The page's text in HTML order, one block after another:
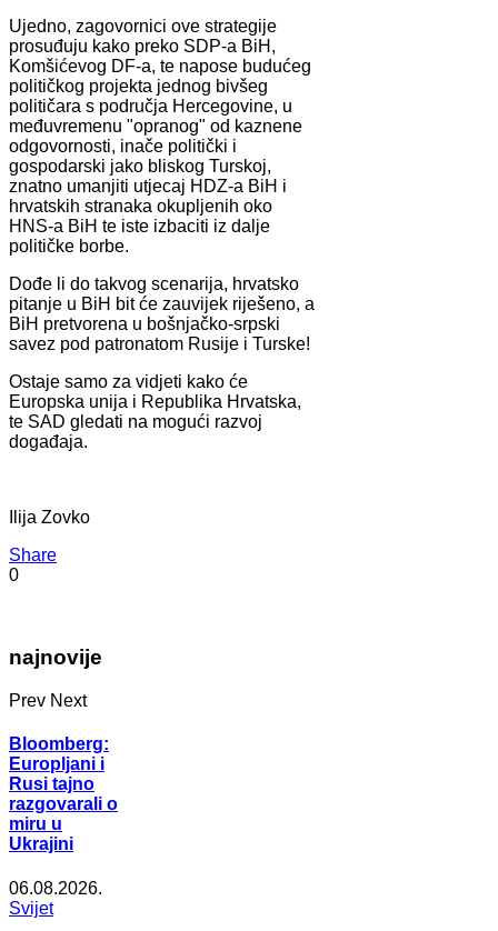
Ujedno, zagovornici ove strategije
prosuđuju kako preko SDP-a BiH,
Komšićevog DF-a, te napose budućeg
političkog projekta jednog bivšeg
političara s područja Hercegovine, u
međuvremenu "opranog" od kaznene
odgovornosti, inače politički i
gospodarski jako bliskog Turskoj,
znatno umanjiti utjecaj HDZ-a BiH i
hrvatskih stranaka okupljenih oko
HNS-a BiH te iste izbaciti iz dalje
političke borbe.
Dođe li do takvog scenarija, hrvatsko
pitanje u BiH bit će zauvijek riješeno, a
BiH pretvorena u bošnjačko-srpski
savez pod patronatom Rusije i Turske!
Ostaje samo za vidjeti kako će
Europska unija i Republika Hrvatska,
te SAD gledati na mogući razvoj
događaja.
Ilija Zovko
Share
0
najnovije
Prev Next
Bloomberg:
Europljani i
Rusi tajno
razgovarali o
miru u
Ukrajini
06.08.2026.
Svijet